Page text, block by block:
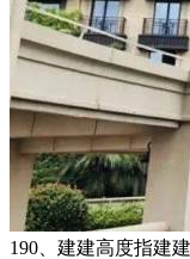
190、建建高度指建